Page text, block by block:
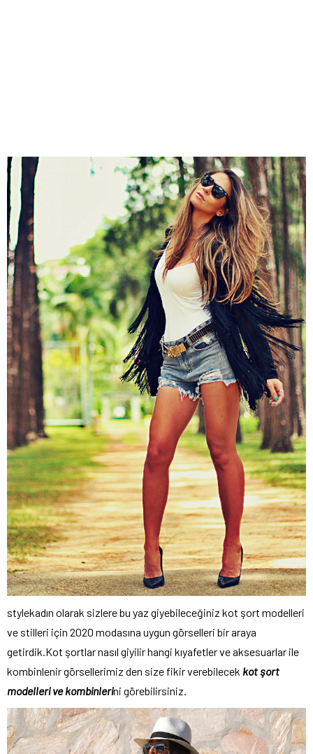
stylekadın olarak sizlere bu yaz giyebileceğiniz kot şort modelleri
ve stilleri için 2020 modasına uygun görselleri bir araya
getirdik.Kot şortlar nasıl giyilir hangi kıyafetler ve aksesuarlar ile
kombinlenir görsellerimiz den size fikir verebilecek kot şort
modelleri ve kombinlerini görebilirsiniz.